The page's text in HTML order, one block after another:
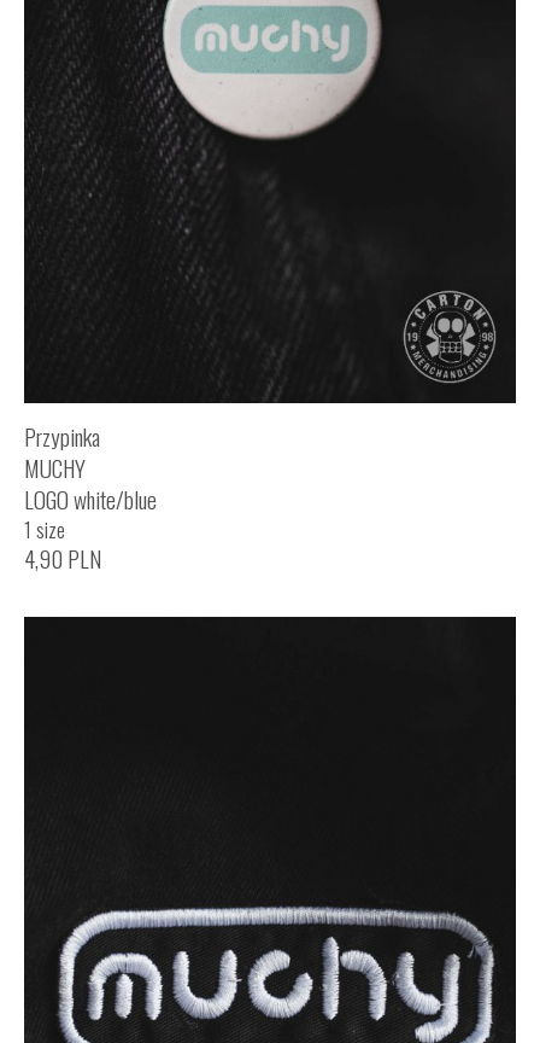
Przypinka
MUCHY
LOGO white/blue
1 size
4,90 PLN